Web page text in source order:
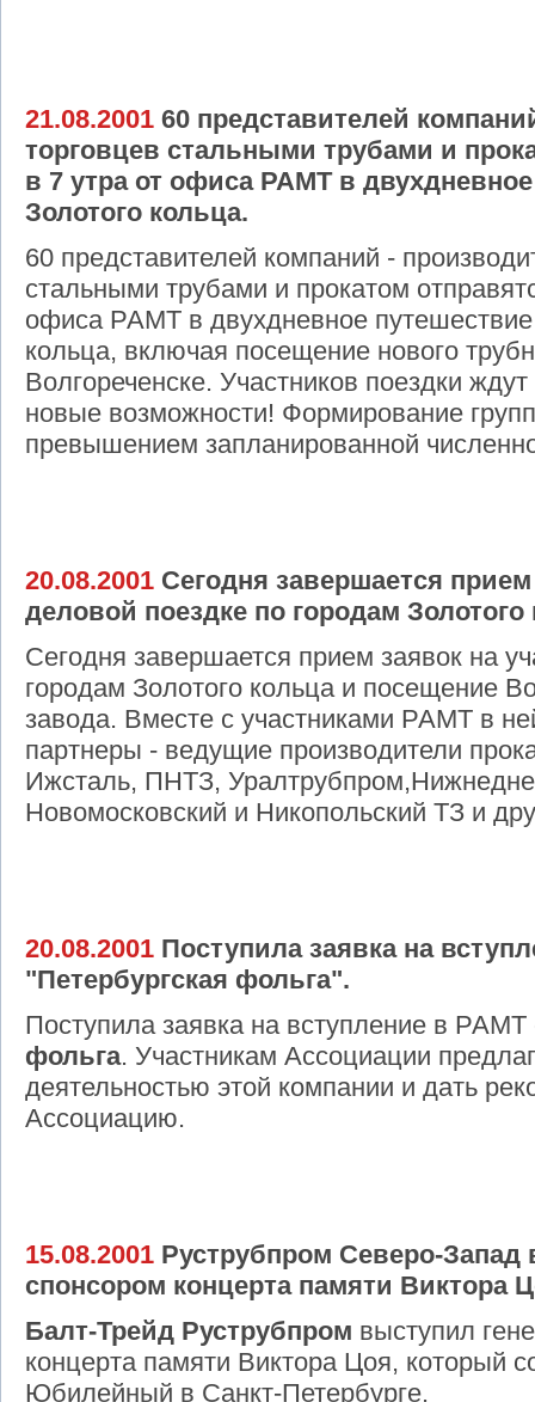
21.08.2001 60 представителей
торговцев стальными трубами и
в 7 утра от офиса РАМТ в
Золотого кольца.
60 представителей компаний -
стальными трубами и прокатом
офиса РАМТ в двухдневное путешествие
кольца, включая посещение нового
Волгореченске. Участников поездки
новые возможности! Формирование
превышением запланированной
20.08.2001 Сегодня завершается
деловой поездке по городам Золотого
Сегодня завершается прием заявок на
городам Золотого кольца и посещение
завода. Вместе с участниками РАМТ в
партнеры - ведущие производители
Ижсталь, ПНТЗ,
Новомосковский и Никопольский ТЗ и
20.08.2001 Поступила заявка на
"Петербургская фольга".
Поступила заявка на вступление в
фольга. Участникам Ассоциации
деятельностью этой компании и дать
Ассоциацию.
15.08.2001 Руструбпром Северо-
спонсором концерта памяти Виктора
Балт-Трейд Руструбпром выступил
концерта памяти Виктора Цоя, который
Юбилейный в Санкт-Петербурге.